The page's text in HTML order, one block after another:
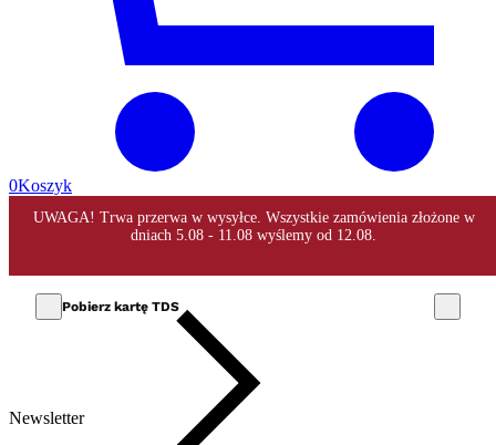
0Koszyk
Pobierz kartę TDS
Newsletter